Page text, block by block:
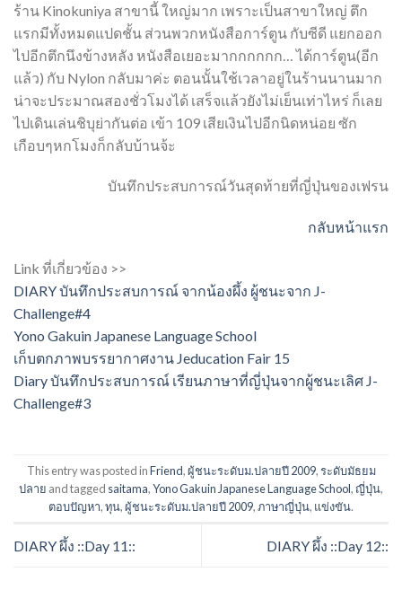
ร้าน Kinokuniya สาขานี้ ใหญ่มาก เพราะเป็นสาขาใหญ่ ตึก
แรกมีทั้งหมดแปดชั้น ส่วนพวกหนังสือการ์ตูน กับซีดี แยกออก
ไปอีกตึกนึงข้างหลัง หนังสือเยอะมากกกกกก… ได้การ์ตูน(อีก
แล้ว) กับ Nylon กลับมาค่ะ ตอนนั้นใช้เวลาอยู่ในร้านนานมาก
น่าจะประมาณสองชั่วโมงได้ เสร็จแล้วยังไม่เย็นเท่าไหร่ ก็เลย
ไปเดินเล่นชิบุย่ากันต่อ เข้า 109 เสียเงินไปอีกนิดหน่อย ซัก
เกือบๆหกโมงก็กลับบ้านจ้ะ
บันทึกประสบการณ์วันสุดท้ายที่ญี่ปุ่นของเฟรน
กลับหน้าแรก
Link ที่เกี่ยวข้อง >>
DIARY บันทึกประสบการณ์ จากน้องผึ้ง ผู้ชนะจาก J-
Challenge#4
Yono Gakuin Japanese Language School
เก็บตกภาพบรรยากาศงาน Jeducation Fair 15
Diary บันทึกประสบการณ์ เรียนภาษาที่ญี่ปุ่นจากผู้ชนะเลิศ J-
Challenge#3
This entry was posted inFriend,ผู้ชนะระดับม.ปลายปี 2009,ระดับมัธยม
ปลาย and tagged saitama,Yono Gakuin Japanese Language School,ญี่ปุ่น,
ตอบปัญหา,ทุน,ผู้ชนะระดับม.ปลายปี 2009,ภาษาญี่ปุ่น, แข่งขัน.
DIARY ผึ้ง ::Day 11:: DIARY ผึ้ง ::Day 12::